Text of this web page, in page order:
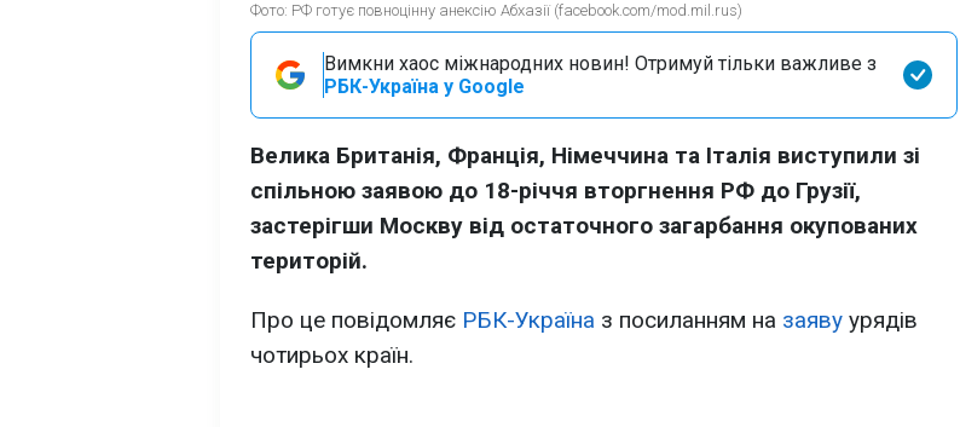
Фото: РФ готує повноцінну анексію Абхазії (facebook.com/mod.mil.rus)
Вимкни хаос міжнародних новин! Отримуй тільки важливе з
РБК-Україна у Google
Велика Британія, Франція, Німеччина та Італія виступили зі
спільною заявою до 18-річчя вторгнення РФ до Грузії,
застерігши Москву від остаточного загарбання окупованих
територій.
Про це повідомляє РБК-Україна з посиланням на заяву урядів
чотирьох країн.